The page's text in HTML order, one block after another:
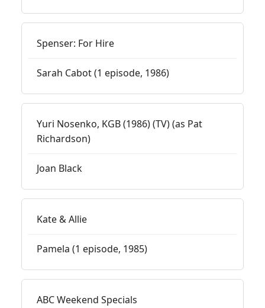
Spenser: For Hire
Sarah Cabot (1 episode, 1986)
Yuri Nosenko, KGB (1986) (TV) (as Pat
Richardson)
Joan Black
Kate & Allie
Pamela (1 episode, 1985)
ABC Weekend Specials